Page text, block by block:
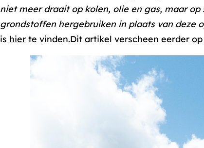
niet meer draait op kolen, olie en gas, maar
grondstoffen hergebruiken in plaats van deze
is hier te vinden.Dit artikel verscheen eerder op